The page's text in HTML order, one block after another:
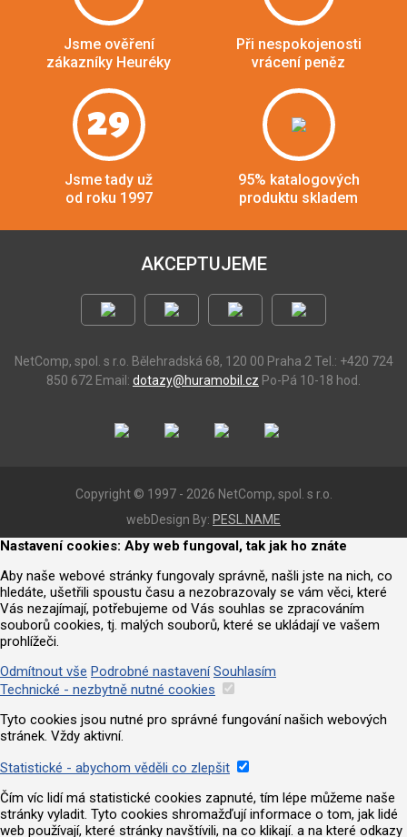
Jsme ověření
zákazníky Heuréky
Při nespokojenosti
vrácení peněz
29
Jsme tady už
od roku 1997
95% katalogových
produktu skladem
AKCEPTUJEME
NetComp, spol. s r.o. Bělehradská 68, 120 00 Praha 2 Tel.: +420 724
850 672 Email: dotazy@huramobil.cz Po-Pá 10-18 hod.
Copyright © 1997 - 2026 NetComp, spol. s r.o.
webDesign By: PESL.NAME
Nastavení cookies: Aby web fungoval, tak jak ho znáte
Aby naše webové stránky fungovaly správně, našli jste na nich, co
hledáte, ušetřili spoustu času a nezobrazovaly se vám věci, které
Vás nezajímají, potřebujeme od Vás souhlas se zpracováním
souborů cookies, tj. malých souborů, které se ukládají ve vašem
prohlížeči.
Odmítnout vše Podrobné nastavení Souhlasím
Technické - nezbytně nutné cookies
Tyto cookies jsou nutné pro správné fungování našich webových
stránek. Vždy aktivní.
Statistické - abychom věděli co zlepšit
Čím víc lidí má statistické cookies zapnuté, tím lépe můžeme naše
stránky vyladit. Tyto cookies shromažďují informace o tom, jak lidé
web používají, které stránky navštívili, na co klikají. a na které odkazy